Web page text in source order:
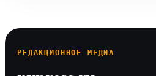
РЕДАКЦИОННОЕ МЕДИА